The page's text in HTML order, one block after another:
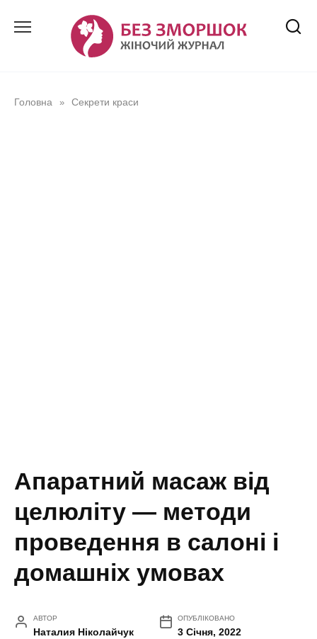
Головна » Секрети краси
Апаратний масаж від
целюліту — методи
проведення в салоні і
домашніх умовах
АВТОР
Наталия Ніколайчук
ОПУБЛІКОВАНО
3 Січня, 2022